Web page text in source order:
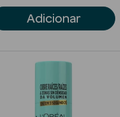
Adicionar